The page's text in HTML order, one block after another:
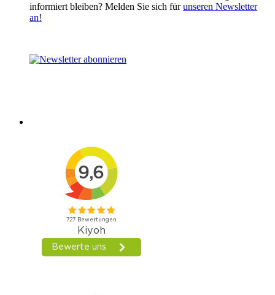
informiert bleiben? Melden Sie sich fürunseren Newsletter
an!